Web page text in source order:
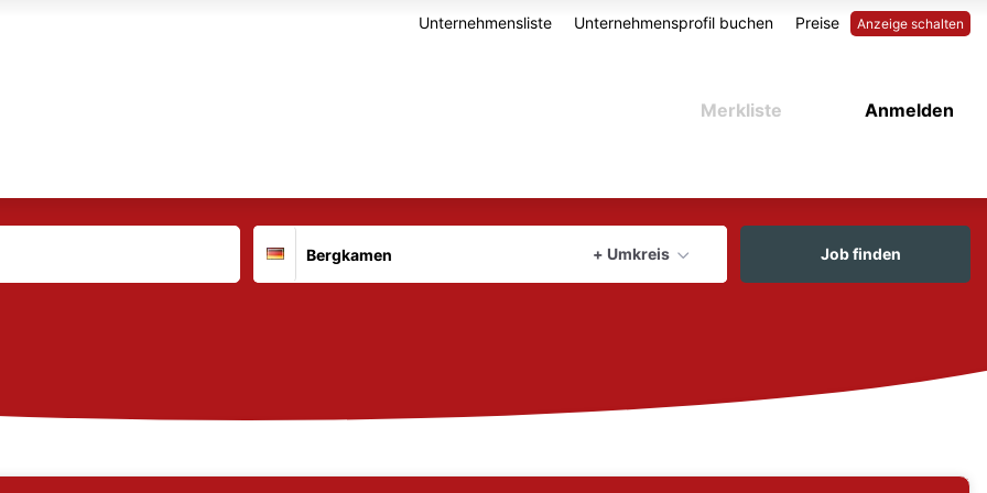
Anzeige schalten
Unternehmensliste Unternehmensprofil buchen Preise
Anmelden
Merkliste
Deutschland
+ Umkreis
aktuellen Ort verwenden
Job finden